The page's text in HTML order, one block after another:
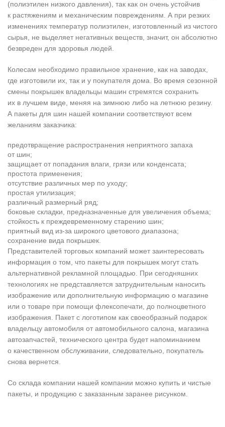
(полиэтилен низкого давления), так как он очень устойчив
к растяжениям и механическим повреждениям. А при резких
изменениях температур полиэтилен, изготовленный из чистого
сырья, не выделяет негативных веществ, значит, он абсолютно
безвреден для здоровья людей.
Колесам необходимо правильное хранение, как на заводах,
где изготовили их, так и у покупателя дома. Во время сезонной
смены покрышек владельцы машин стремятся сохранить
их в лучшем виде, меняя на зимнюю либо на летнюю резину.
А пакеты для шин нашей компании соответствуют всем
желаниям заказчика:
предотвращение распространения неприятного запаха
от шин;
защищает от попадания влаги, грязи или конденсата;
простота применения;
отсутствие различных мер по уходу;
простая утилизация;
различный размерный ряд;
боковые складки, предназначенные для увеличения объема;
стойкость к преждевременному старению шин;
приятный вид из-за широкого цветового диапазона;
сохранение вида покрышек.
Представителей торговых компаний может заинтересовать
информация о том, что пакеты для покрышек могут стать
альтернативной рекламной площадью. При сегодняшних
технологиях не представляется затруднительным наносить
изображение или дополнительную информацию о магазине
или о товаре при помощи флексопечати, до полноцветного
изображения. Пакет с логотипом как своеобразный подарок
владельцу автомобиля от автомобильного салона, магазина
автозапчастей, технического центра будет напоминанием
о качественном обслуживании, следовательно, покупатель
снова вернется.
Со склада компании нашей компании можно купить и чистые
пакеты, и продукцию с заказанным заранее рисунком.